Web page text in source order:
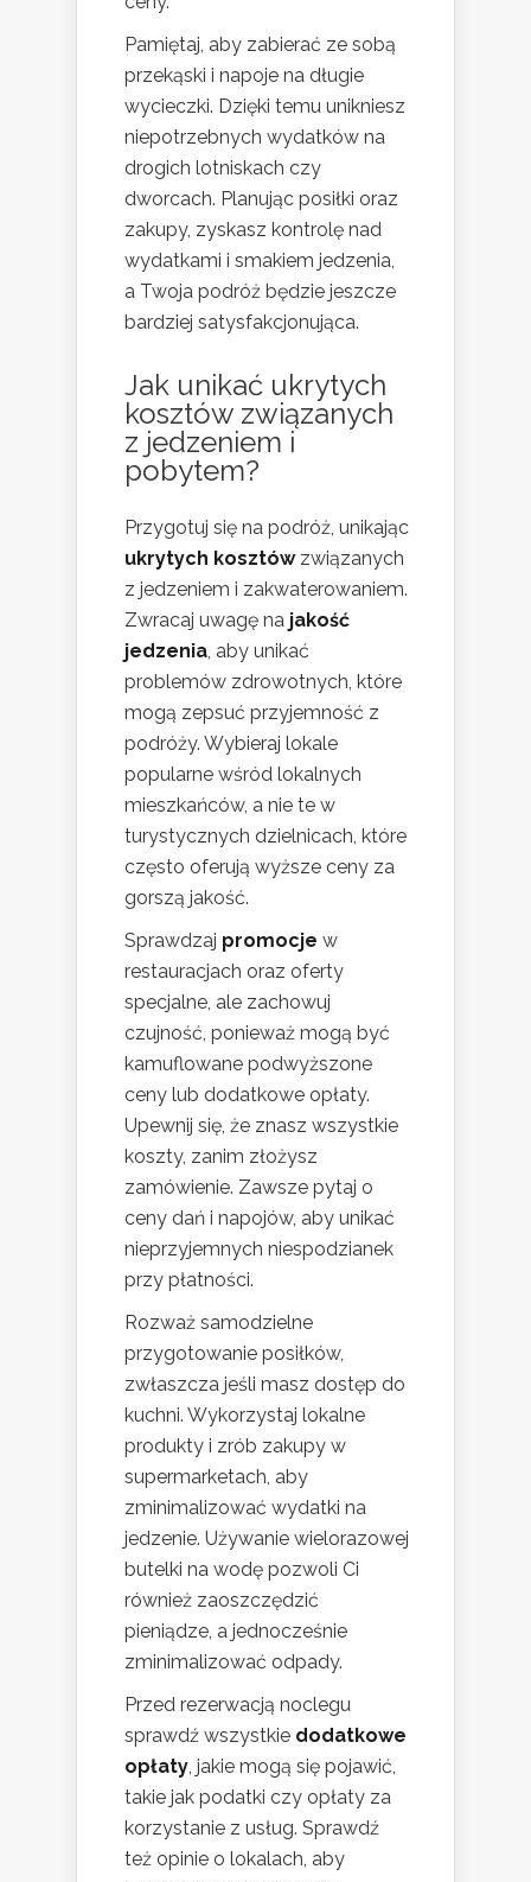
Pamiętaj, aby zabierać ze sobą
przekąski i napoje na długie
wycieczki. Dzięki temu unikniesz
niepotrzebnych wydatków na
drogich lotniskach czy
dworcach. Planując posiłki oraz
zakupy, zyskasz kontrolę nad
wydatkami i smakiem jedzenia,
a Twoja podróż będzie jeszcze
bardziej satysfakcjonująca.
Jak unikać ukrytych
kosztów związanych
z jedzeniem i
pobytem?
Przygotuj się na podróż, unikając
ukrytych kosztówzwiązanych
z jedzeniem i zakwaterowaniem.
Zwracaj uwagę na jakość
jedzenia , aby unikać
problemów zdrowotnych, które
mogą zepsuć przyjemność z
podróży. Wybieraj lokale
popularne wśród lokalnych
mieszkańców, a nie te w
turystycznych dzielnicach, które
często oferują wyższe ceny za
gorszą jakość.
Sprawdzaj promocje w
restauracjach oraz oferty
specjalne, ale zachowuj
czujność, ponieważ mogą być
kamuflowane podwyższone
ceny lub dodatkowe opłaty.
Upewnij się, że znasz wszystkie
koszty, zanim złożysz
zamówienie. Zawsze pytaj o
ceny dań i napojów, aby unikać
nieprzyjemnych niespodzianek
przy płatności.
Rozważ samodzielne
przygotowanie posiłków,
zwłaszcza jeśli masz dostęp do
kuchni. Wykorzystaj lokalne
produkty i zrób zakupy w
supermarketach, aby
zminimalizować wydatki na
jedzenie. Używanie wielorazowej
butelki na wodę pozwoli Ci
również zaoszczędzić
pieniądze, a jednocześnie
zminimalizować odpady.
Przed rezerwacją noclegu
sprawdź wszystkie dodatkowe
opłaty , jakie mogą się pojawić,
takie jak podatki czy opłaty za
korzystanie z usług. Sprawdź
też opinie o lokalach, aby